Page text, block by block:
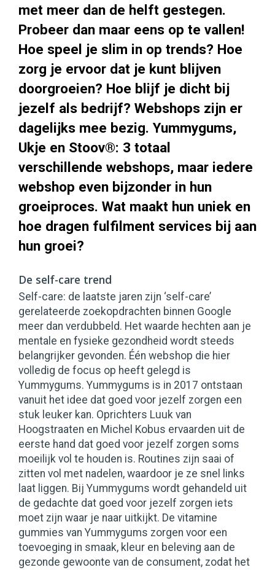
met meer dan de helft gestegen.
Probeer dan maar eens op te vallen!
Hoe speel je slim in op trends? Hoe
zorg je ervoor dat je kunt blijven
doorgroeien? Hoe blijf je dicht bij
jezelf als bedrijf? Webshops zijn er
dagelijks mee bezig. Yummygums,
Ukje en Stoov®: 3 totaal
verschillende webshops, maar iedere
webshop even bijzonder in hun
groeiproces. Wat maakt hun uniek en
hoe dragen fulfilment services bij aan
hun groei?
De self-care trend
Self-care: de laatste jaren zijn ‘self-care’
gerelateerde zoekopdrachten binnen Google
meer dan verdubbeld. Het waarde hechten aan je
mentale en fysieke gezondheid wordt steeds
belangrijker gevonden. Één webshop die hier
volledig de focus op heeft gelegd is
Yummygums. Yummygums is in 2017 ontstaan
vanuit het idee dat goed voor jezelf zorgen een
stuk leuker kan. Oprichters Luuk van
Hoogstraaten en Michel Kobus ervaarden uit de
eerste hand dat goed voor jezelf zorgen soms
moeilijk vol te houden is. Routines zijn saai of
zitten vol met nadelen, waardoor je ze snel links
laat liggen. Bij Yummygums wordt gehandeld uit
de gedachte dat goed voor jezelf zorgen iets
moet zijn waar je naar uitkijkt. De vitamine
gummies van Yummygums zorgen voor een
toevoeging in smaak, kleur en beleving aan de
gezonde gewoonte van de consument, zodat het